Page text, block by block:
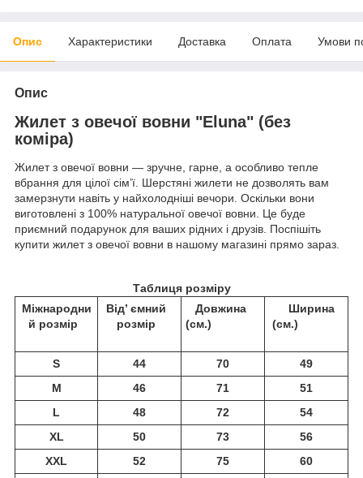
Опис Характеристики Доставка Оплата Умови
Опис
Жилет з овечої вовни "Eluna" (без
коміра)
Жилет з овечої вовни — зручне, гарне, а особливо тепле
вбрання для цілої сім’ї. Шерстяні жилети не дозволять вам
замерзнути навіть у найхолодніші вечори. Оскільки вони
виготовлені з 100% натуральної овечої вовни. Це буде
приємний подарунок для ваших рідних і друзів. Поспішіть
купити жилет з овечої вовни в нашому магазині прямо зараз.
Таблиця розміру
Міжнародни
й розмір
Від’ ємний
розмір
Довжина
(см.)
Ширина
(см.)
S 44 70
49
M
46 71
51
L
48 72
54
XL
50 73
56
XXL
52 75
60